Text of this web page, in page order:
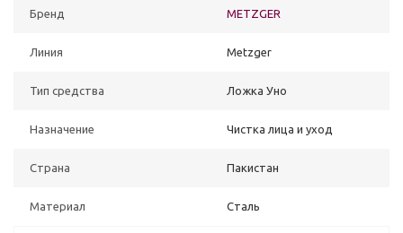
Бренд METZGER
Линия Metzger
Тип средства Ложка Уно
Назначение Чистка лица и уход
Страна Пакистан
Материал Сталь